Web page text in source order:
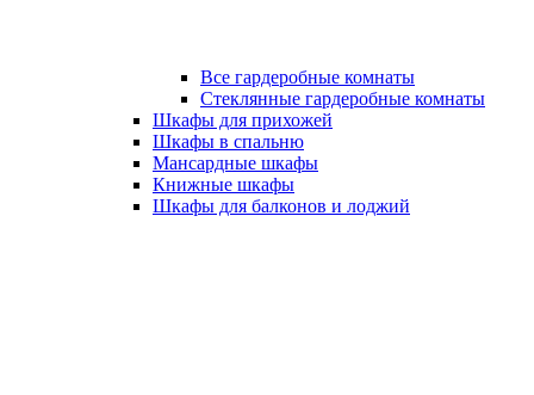
Все гардеробные комнаты
Стеклянные гардеробные комнаты
Шкафы для прихожей
Шкафы в спальню
Мансардные шкафы
Книжные шкафы
Шкафы для балконов и лоджий